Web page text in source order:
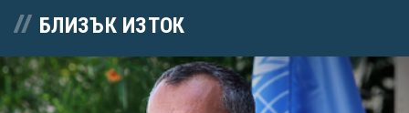
БЛИЗЪК ИЗТОК